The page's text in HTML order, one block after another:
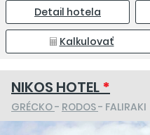
Detail hotela
Kalkulovať
NIKOS HOTEL*
GRÉCKO- RODOS- FALIRAKI